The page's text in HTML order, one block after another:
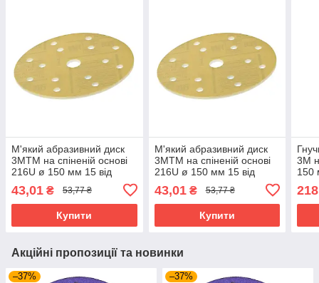
М'який абразивний диск
3MTM на спіненій основі
216U ø 150 мм 15 від
43,01 ₴ 53,77 ₴
Купити
М'який абразивний диск
3MTM на спіненій основі
216U ø 150 мм 15 від
43,01₴ 53,77 ₴
Купити
3M
150
Акційні пропозиції та новинки
–37% –37%